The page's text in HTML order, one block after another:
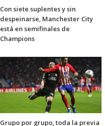
Con siete suplentes y sin
despeinarse, Manchester City
está en semifinales de
Champions
Grupo por grupo, toda la previa